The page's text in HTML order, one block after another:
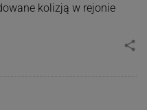
kolizją w rejonie
share